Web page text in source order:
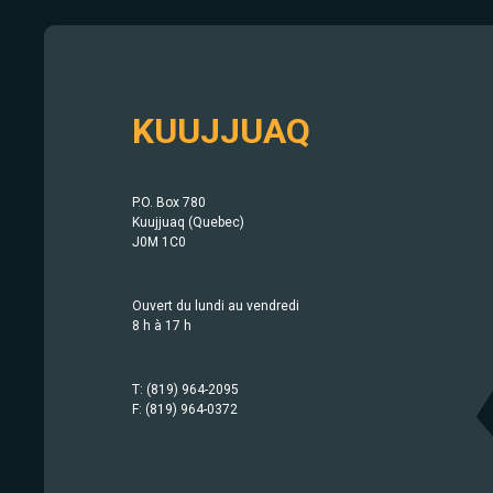
KUUJJUAQ
P.O. Box 780
Kuujjuaq (Quebec)
J0M 1C0
Ouvert du lundi au vendredi
8 h à 17 h
T: (819) 964-2095
F: (819) 964-0372